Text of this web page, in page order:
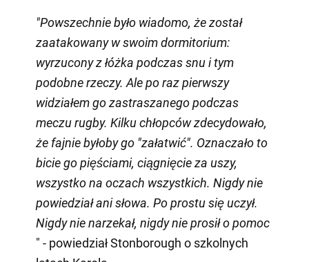
"Powszechnie było wiadomo, że został
zaatakowany w swoim dormitorium:
wyrzucony z łóżka podczas snu i tym
podobne rzeczy. Ale po raz pierwszy
widziałem go zastraszanego podczas
meczu rugby. Kilku chłopców zdecydowało,
że fajnie byłoby go "załatwić". Oznaczało to
bicie go pięściami, ciągnięcie za uszy,
wszystko na oczach wszystkich. Nigdy nie
powiedział ani słowa. Po prostu się uczył.
Nigdy nie narzekał, nigdy nie prosił o pomoc
" - powiedział Stonborough o szkolnych